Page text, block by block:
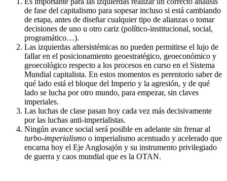
de fase del capitalismo para sopesar incluso si está cambiando
de etapa, antes de diseñar cualquier tipo de alianzas o tomar
decisiones de uno u otro cariz (político-institucional, social,
programático…).
Las izquierdas altersistémicas no pueden permitirse el lujo de
fallar en el posicionamiento geoestratégico, geoeconómico y
geoecológico respecto a los procesos en curso en el Sistema
Mundial capitalista. En estos momentos es perentorio saber de
qué lado está el bloque del Imperio y la agresión, y de qué
lado se lucha por otro mundo, para empezar, sin claves
imperiales.
Las luchas de clase pasan hoy cada vez más decisivamente
por las luchas anti-imperialistas.
Ningún avance social será posible en adelante sin frenar al
turbo-imperialismo o imperialismo acentuado y acelerado que
encarna hoy el Eje Anglosajón y su instrumento privilegiado
de guerra y caos mundial que es la OTAN.